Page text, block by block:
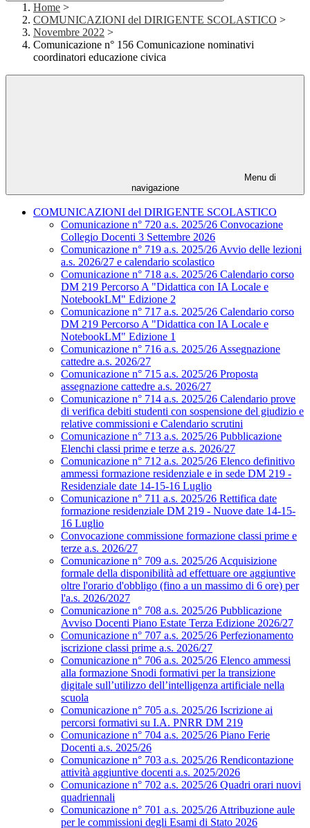
Home >
COMUNICAZIONI del DIRIGENTE SCOLASTICO >
Novembre 2022 >
Comunicazione n° 156 Comunicazione nominativi
coordinatori educazione civica
Menu di
navigazione
COMUNICAZIONI del DIRIGENTE SCOLASTICO
Comunicazione n° 720 a.s. 2025/26 Convocazione
Collegio Docenti 3 Settembre 2026
Comunicazione n° 719 a.s. 2025/26 Avvio delle lezioni
a.s. 2026/27 e calendario scolastico
Comunicazione n° 718 a.s. 2025/26 Calendario corso
DM 219 Percorso A "Didattica con IA Locale e
NotebookLM" Edizione 2
Comunicazione n° 717 a.s. 2025/26 Calendario corso
DM 219 Percorso A "Didattica con IA Locale e
NotebookLM" Edizione 1
Comunicazione n° 716 a.s. 2025/26 Assegnazione
cattedre a.s. 2026/27
Comunicazione n° 715 a.s. 2025/26 Proposta
assegnazione cattedre a.s. 2026/27
Comunicazione n° 714 a.s. 2025/26 Calendario prove
di verifica debiti studenti con sospensione del giudizio e
relative commissioni e Calendario scrutini
Comunicazione n° 713 a.s. 2025/26 Pubblicazione
Elenchi classi prime e terze a.s. 2026/27
Comunicazione n° 712 a.s. 2025/26 Elenco definitivo
ammessi formazione residenziale e in sede DM 219 -
Residenziale date 14-15-16 Luglio
Comunicazione n° 711 a.s. 2025/26 Rettifica date
formazione residenziale DM 219 - Nuove date 14-15-
16 Luglio
Convocazione commissione formazione classi prime e
terze a.s. 2026/27
Comunicazione n° 709 a.s. 2025/26 Acquisizione
formale della disponibilità ad effettuare ore aggiuntive
oltre l'orario d'obbligo (fino a un massimo di 6 ore) per
l'a.s. 2026/2027
Comunicazione n° 708 a.s. 2025/26 Pubblicazione
Avviso Docenti Piano Estate Terza Edizione 2026/27
Comunicazione n° 707 a.s. 2025/26 Perfezionamento
iscrizione classi prime a.s. 2026/27
Comunicazione n° 706 a.s. 2025/26 Elenco ammessi
alla formazione Snodi formativi per la transizione
digitale sull’utilizzo dell’intelligenza artificiale nella
scuola
Comunicazione n° 705 a.s. 2025/26 Iscrizione ai
percorsi formativi su I.A. PNRR DM 219
Comunicazione n° 704 a.s. 2025/26 Piano Ferie
Docenti a.s. 2025/26
Comunicazione n° 703 a.s. 2025/26 Rendicontazione
attività aggiuntive docenti a.s. 2025/2026
Comunicazione n° 702 a.s. 2025/26 Quadri orari nuovi
quadriennali
Comunicazione n° 701 a.s. 2025/26 Attribuzione aule
per le commissioni degli Esami di Stato 2026